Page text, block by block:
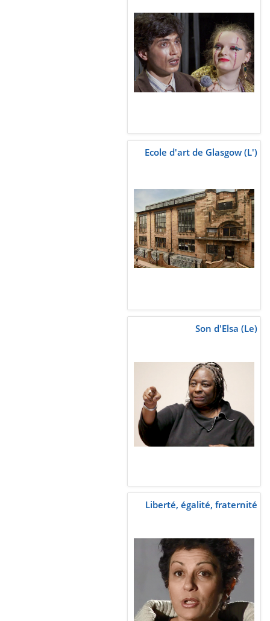
Ecole d'art de Glasgow (L')
Son d'Elsa (Le)
Liberté, égalité, fraternité